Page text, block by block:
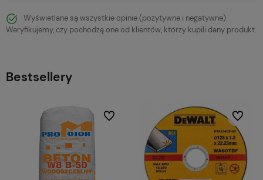
Wyświetlane są wszystkie opinie (pozytywne i negatywne).
Weryfikujemy, czy pochodzą one od klientów, którzy kupili dany produkt.
Bestsellery
Do ulubionych Do